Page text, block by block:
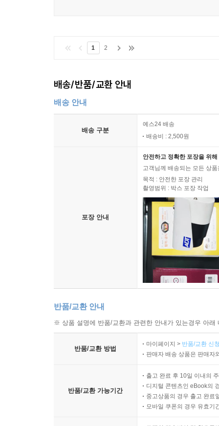
1 2
배송/반품/교환 안내
배송 안내
배송 구분
예스24 배송
배송비 : 2,500원
포장 안내
안전하고 정확한 포장을 위
고객님께 배송되는 모든 상
목적 : 안전한 포장 관리
촬영범위 : 박스 포장 작업
반품/교환 안내
※ 상품 설명에 반품/교환과 관련한 안내가 있는경우 아
반품/교환 방법
마이페이지 > 반품/교환 신
판매자 배송 상품은 판매자
반품/교환 가능기간
출고 완료 후 10일 이내의
디지털 콘텐츠인 eBook의
중고상품의 경우 출고 완료
모바일 쿠폰의 경우 유효기